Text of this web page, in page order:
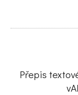
Přepis